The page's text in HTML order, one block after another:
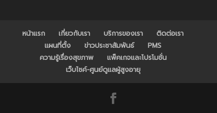
หน้าแรก เกี่ยวกับเรา บริการของเรา
ติดต่อเรา
แผนที่ตั้ง
ข่าวประชาสัมพันธ์
PMS
ความรู้เรื่องสุขภาพ
แพ็คเกจและโปรโมชั่น
เว็บไซค์-ศูนย์ดูแลผู้สูงอายุ